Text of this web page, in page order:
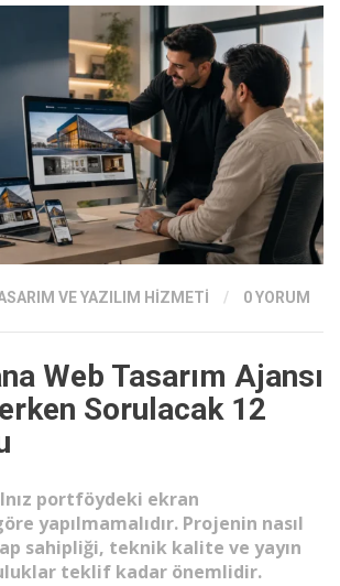
VE YAZILIM HIZMETI / 0 YORUM
Web Tasarım Ajansı
Sorulacak 12
portföydeki ekran
yapılmamalıdır. Projenin nasıl
sahipliği, teknik kalite ve yayın
teklif kadar önemlidir.